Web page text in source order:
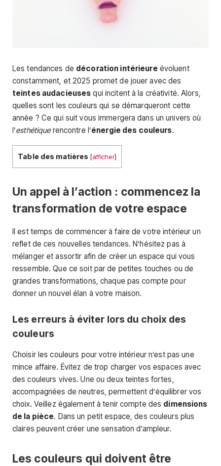
Les tendances de décoration intérieure évoluent
constamment, et 2025 promet de jouer avec des
teintes audacieuses qui incitent à la créativité. Alors,
quelles sont les couleurs qui se démarqueront cette
année ? Ce qui suit vous immergera dans un univers où
l’esthétiquerencontre l’énergie des couleurs.
Table des matières [afficher]
Un appel à l’action : commencez la
transformation de votre espace
Il est temps de commencer à faire de votre intérieur un
reflet de ces nouvelles tendances. N’hésitez pas à
mélanger et assortir afin de créer un espace qui vous
ressemble. Que ce soit par de petites touches ou de
grandes transformations, chaque pas compte pour
donner un nouvel élan à votre maison.
Les erreurs à éviter lors du choix des
couleurs
Choisir les couleurs pour votre intérieur n’est pas une
mince affaire. Évitez de trop charger vos espaces avec
des couleurs vives. Une ou deux teintes fortes,
accompagnées de neutres, permettent d’équilibrer vos
choix. Veillez également à tenir compte des dimensions
de la pièce. Dans un petit espace, des couleurs plus
claires peuvent créer une sensation d’ampleur.
Les couleurs qui doivent être